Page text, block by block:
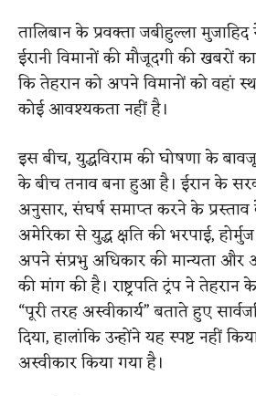
तालिबान के प्रवक्ता जबीहुल्ला
ईरानी विमानों की मौजूदगी की
कि तेहरान को अपने विमानों को वहां
कोई आवश्यकता नहीं है।
इस बीच, युद्धविराम की घोषणा के
के बीच तनाव बना हुआ है। ईरान के
अनुसार, संघर्ष समाप्त करने के
अमेरिका से युद्ध क्षति की भरपाई,
अपने संप्रभु अधिकार की मान्यता और
की मांग की है। राष्ट्रपति ट्रंप ने तेहरान
“पूरी तरह अस्वीकार्य” बताते हुए
दिया, हालांकि उन्होंने यह स्पष्ट नहीं
अस्वीकार किया गया है।